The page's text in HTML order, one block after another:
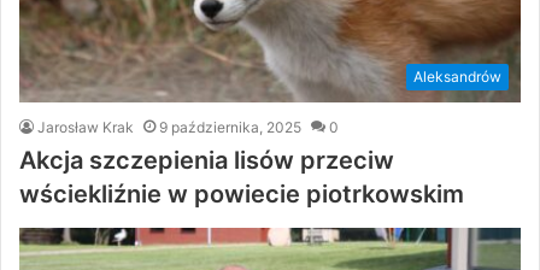
Aleksandrów
Jarosław Krak 9 października, 2025 0
Akcja szczepienia lisów przeciw
wściekliźnie w powiecie piotrkowskim